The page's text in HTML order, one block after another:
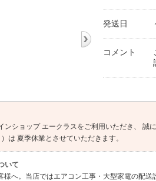
発送日
コメント
ンショップ エークラスをご利用いただき、 誠
）は 夏季休業とさせていただきます。
いて
様へ。当店ではエアコン工事・大型家電の配